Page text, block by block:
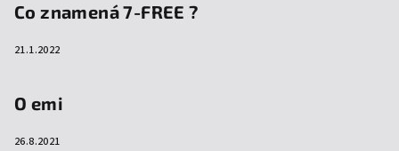
Co znamená 7-FREE ?
21.1.2022
O emi
26.8.2021